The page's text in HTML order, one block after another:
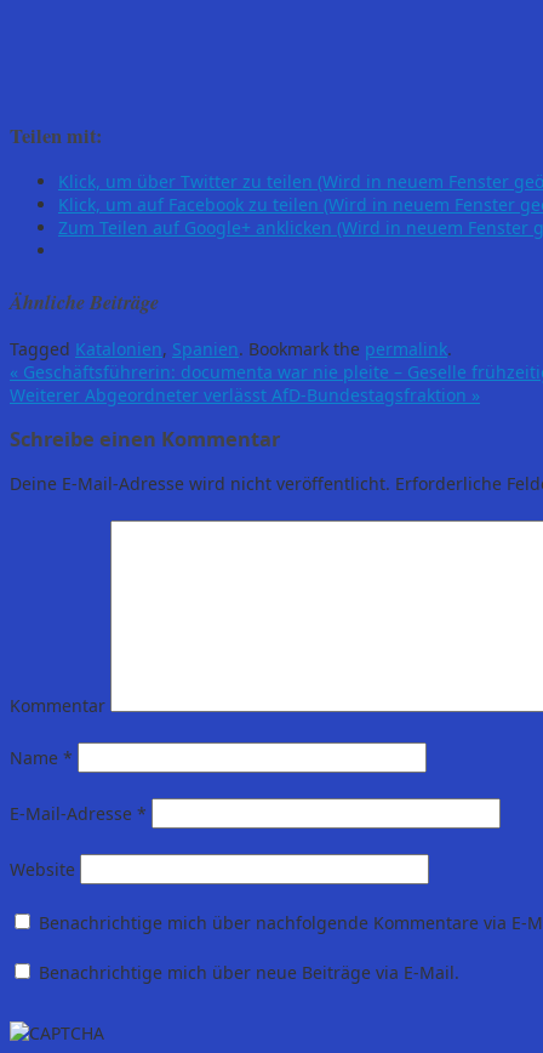
Teilen mit:
Klick, um über Twitter zu teilen (Wird in neuem Fenster
Klick, um auf Facebook zu teilen (Wird in neuem Fenster
Zum Teilen auf Google+ anklicken (Wird in neuem Fenster
Ähnliche Beiträge
Tagged Katalonien, Spanien. Bookmark the permalink.
« Geschäftsführerin: documenta war nie pleite – Geselle
Weiterer Abgeordneter verlässt AfD-Bundestagsfraktion »
Schreibe einen Kommentar
Deine E-Mail-Adresse wird nicht veröffentlicht. Erforderliche
Kommentar
Name *
E-Mail-Adresse *
Website
Benachrichtige mich über nachfolgende Kommentare via E-
Benachrichtige mich über neue Beiträge via E-Mail.